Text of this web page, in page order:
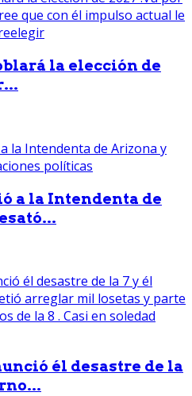
la elección de
a la Intendenta de
él desastre de la